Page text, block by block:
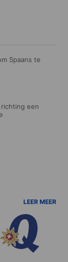
Spaans te
een
LEER MEER